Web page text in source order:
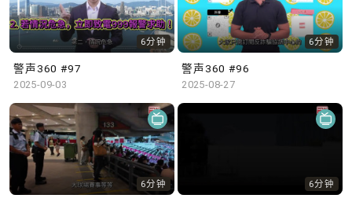
6分钟
警声360 #97
2025-09-03
6分钟
警声360 #96
2025-08-27
6分钟 6分钟